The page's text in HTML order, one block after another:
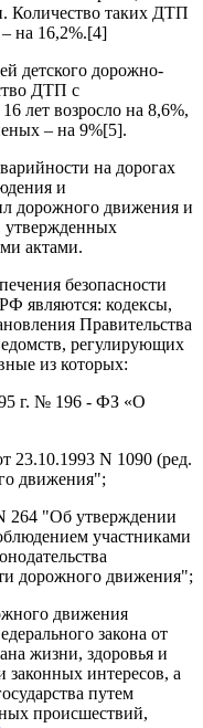
Количество таких ДТП
на 16,2%.[4]
детского дорожно-
ДТП с
лет возросло на 8,6%,
– на 9%[5].
на дорогах
и
дорожного движения и
утвержденных
актами.
безопасности
являются: кодексы,
Правительства
регулирующих
из которых:
г. № 196 - ФЗ «О
23.10.1993 N 1090 (ред.
движения";
264 "Об утверждении
участниками
дорожного движения";
движения
закона от
жизни, здоровья и
интересов, а
путем
происшествий,